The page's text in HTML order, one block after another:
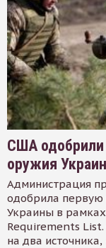
США одобрили
оружия
Администрация
одобрила
Украины в
Requirements
на два